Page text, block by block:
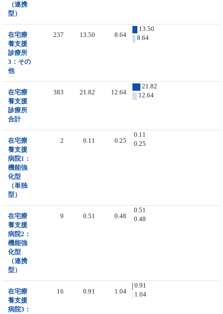
（連携
型）
在宅療
養支援
診療所
3：その
他
237 13.50 8.64
13.50
8.64
在宅療
養支援
診療所
合計
383 21.82 12.64
21.82
12.64
在宅療
養支援
病院1：
機能強
化型
（単独
型）
2 0.11 0.25
0.11
0.25
在宅療
養支援
病院2：
機能強
化型
（連携
型）
9 0.51 0.48
0.51
0.48
在宅療
養支援
病院3：
16 0.91 1.04
0.91
1.04